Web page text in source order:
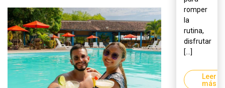
romper
la
rutina,
disfrutar
[...]
Leer
más